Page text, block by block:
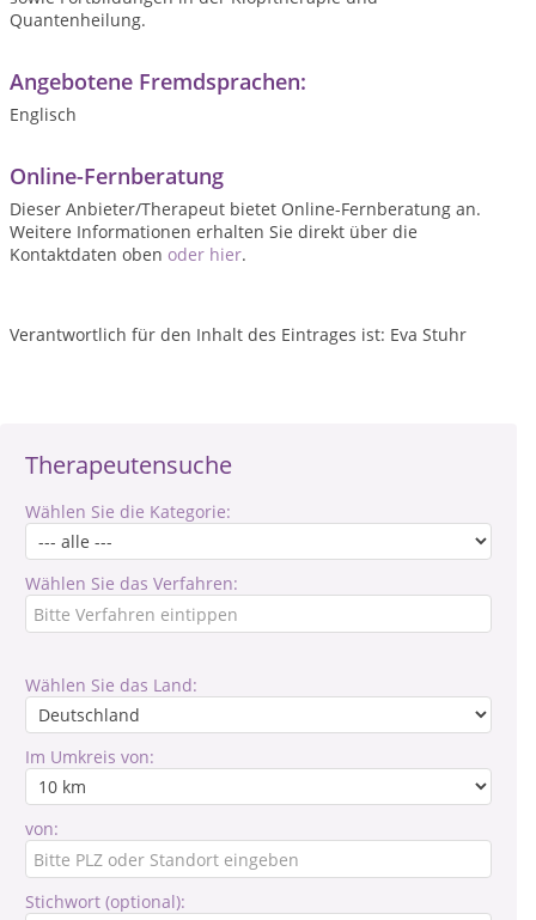
Therapeutensuche
Wählen Sie die Kategorie:
Wählen Sie das Verfahren:
Wählen Sie das Land:
Im Umkreis von:
von:
Stichwort (optional):
Quantenheilung.
Angebotene Fremdsprachen:
Englisch
Online-Fernberatung
Dieser Anbieter/Therapeut bietet Online-Fernberatung an.
Weitere Informationen erhalten Sie direkt über die
Kontaktdaten oben oder hier.
Verantwortlich für den Inhalt des Eintrages ist: Eva Stuhr